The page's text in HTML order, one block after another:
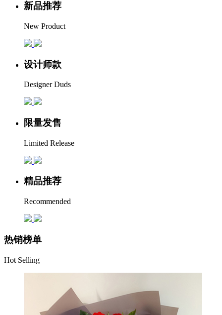
新品推荐
New Product
设计师款
Designer Duds
限量发售
Limited Release
精品推荐
Recommended
热销榜单
Hot Selling